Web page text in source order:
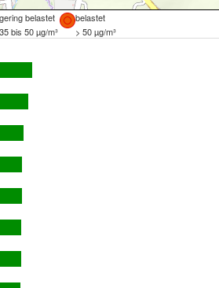
gering belastet
belastet
35 bis 50 µg/m³ > 50 µg/m³